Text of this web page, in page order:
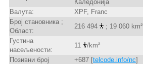
Каледонија
Валута:
XPF, Franc
Број становника ;
Област:
216 494
; 19 060 km²
Густина
насељености:
11
/km²
Позивни број
+687 [telcode.info/nc]